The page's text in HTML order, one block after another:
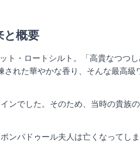
と概要
ト・ロートシルト。「高貴なつつし
れた華やかな香り、そんな最高級
ンでした。そのため、当時の貴族
ンパドゥール夫人は亡くなってし